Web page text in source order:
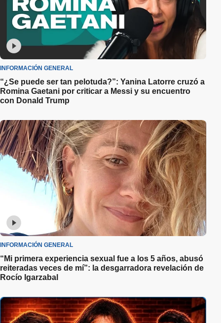
INFORMACIÓN GENERAL
“¿Se puede ser tan pelotuda?”: Yanina Latorre cruzó a
Romina Gaetani por criticar a Messi y su encuentro
con Donald Trump
INFORMACIÓN GENERAL
“Mi primera experiencia sexual fue a los 5 años, abusó
reiteradas veces de mí”: la desgarradora revelación de
Rocío Igarzabal